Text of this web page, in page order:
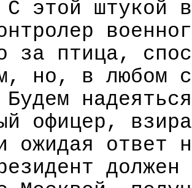
этой штукой
за птица,
но, в любом
офицер,
ожидая ответ